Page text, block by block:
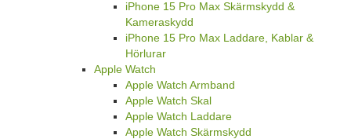
iPhone 15 Pro Max Skärmskydd &
Kameraskydd
iPhone 15 Pro Max Laddare, Kablar &
Hörlurar
Apple Watch
Apple Watch Armband
Apple Watch Skal
Apple Watch Laddare
Apple Watch Skärmskydd